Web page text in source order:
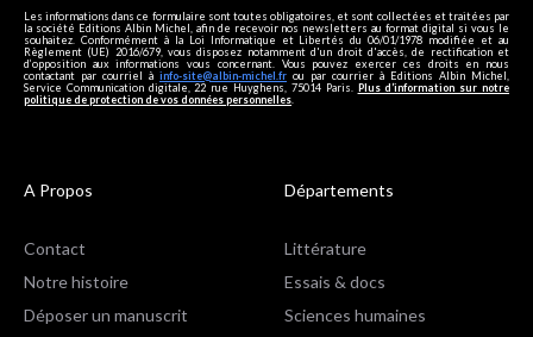
Les informations dans ce formulaire sont toutes obligatoires, et sont collectées et traitées par
la société Editions Albin Michel, afin de recevoir nos newsletters au format digital si vous le
souhaitez. Conformément à la Loi Informatique et Libertés du 06/01/1978 modifiée et au
Règlement (UE) 2016/679, vous disposez notamment d'un droit d'accès, de rectification et
d’opposition aux informations vous concernant. Vous pouvez exercer ces droits en nous
contactant par courriel à info-site@albin-michel.fr ou par courrier à Editions Albin Michel,
Service Communication digitale, 22 rue Huyghens, 75014 Paris. Plus d’information sur notre
politique de protection de vos données personnelles
A Propos
Contact
Notre histoire
Déposer un manuscrit
Départements
Littérature
Essais & docs
Sciences humaines